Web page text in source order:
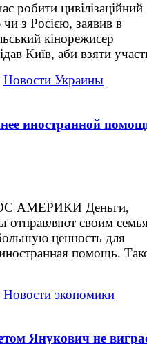
робити цивілізаційний
з Росією, заявив в
кінорежисер
Київ, аби взяти
Новости Украины
иностранной
АМЕРИКИ Деньги,
отправляют своим
ценность для
помощь.
Новости экономики
Янукович не